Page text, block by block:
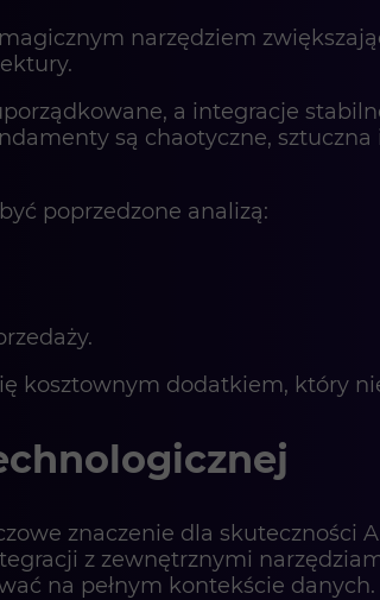
narzędziem
a integracje
są chaotyczne,
poprzedzone analizą:
kosztownym dodatkiem, który
znaczenie dla skuteczności
z zewnętrznymi
na pełnym kontekście danych.